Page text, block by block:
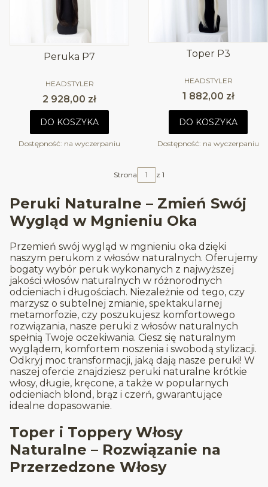
Peruka P7
PRODUCENT
HEADSTYLER
Cena
2 928,00 zł
DO KOSZYKA
Dostępność: na wyczerpaniu
Toper P3
PRODUCENT
HEADSTYLER
Cena
1 882,00 zł
DO KOSZYKA
Dostępność: na wyczerpaniu
Strona z 1
Peruki Naturalne – Zmień Swój
Wygląd w Mgnieniu Oka
Przemień swój wygląd w mgnieniu oka dzięki
naszym perukom z włosów naturalnych. Oferujemy
bogaty wybór peruk wykonanych z najwyższej
jakości włosów naturalnych w różnorodnych
odcieniach i długościach. Niezależnie od tego, czy
marzysz o subtelnej zmianie, spektakularnej
metamorfozie, czy poszukujesz komfortowego
rozwiązania, nasze peruki z włosów naturalnych
spełnią Twoje oczekiwania. Ciesz się naturalnym
wyglądem, komfortem noszenia i swobodą stylizacji.
Odkryj moc transformacji, jaką dają nasze peruki! W
naszej ofercie znajdziesz peruki naturalne krótkie
włosy, długie, kręcone, a także w popularnych
odcieniach blond, brąz i czerń, gwarantujące
idealne dopasowanie.
Toper i Toppery Włosy
Naturalne – Rozwiązanie na
Przerzedzone Włosy